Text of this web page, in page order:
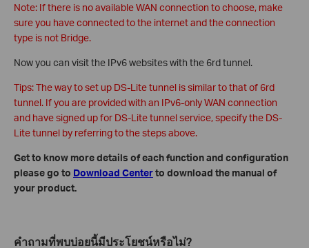
Note: If there is no available WAN connection to choose, make
sure you have connected to the internet and the connection
type is not Bridge.
Now you can visit the IPv6 websites with the 6rd tunnel.
Tips: The way to set up DS-Lite tunnel is similar to that of 6rd
tunnel. If you are provided with an IPv6-only WAN connection
and have signed up for DS-Lite tunnel service, specify the DS-
Lite tunnel by referring to the steps above.
Get to know more details of each function and configuration
please go to Download Centerto download the manual of
your product.
คำถามที่พบบ่อยนี้มีประโยชน์หรือไม่?